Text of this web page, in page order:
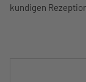
kundigen